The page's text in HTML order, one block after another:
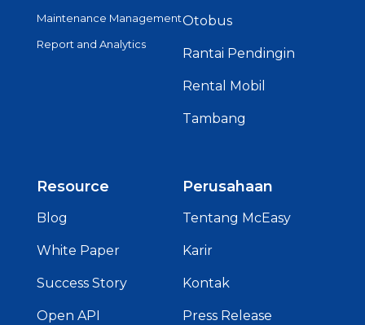
Maintenance Management
Report and Analytics
Otobus
Rantai Pendingin
Rental Mobil
Tambang
Resource
Blog
White Paper
Success Story
Open API
Perusahaan
Tentang McEasy
Karir
Kontak
Press Release